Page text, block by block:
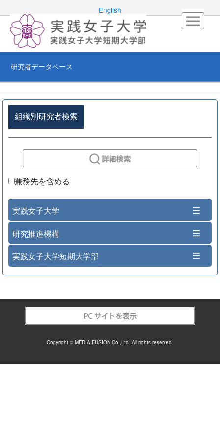
English
研究者データベース
組織別研究者検索
兼務先を含める
実践女子大学
研究推進機構
実践女子大学短期大学部
Copyright © MEDIA FUSION Co.,Ltd. All rights reserved.